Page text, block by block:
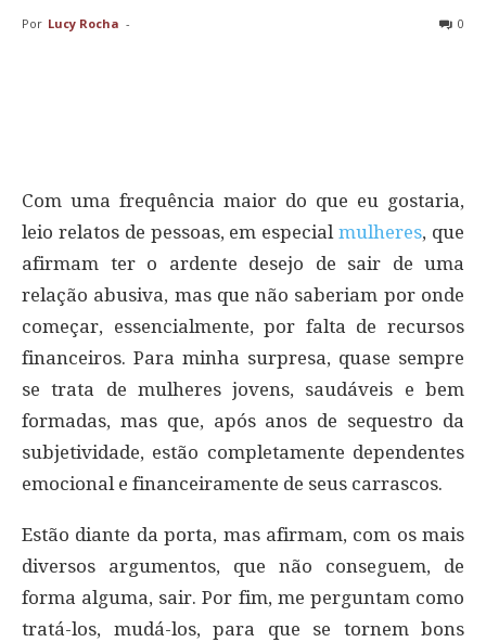
Por Lucy Rocha - 0
Com uma frequência maior do que eu gostaria,
leio relatos de pessoas, em especialmulheres, que
afirmam ter o ardente desejo de sair de uma
relação abusiva, mas que não saberiam por onde
começar, essencialmente, por falta de recursos
financeiros. Para minha surpresa, quase sempre
se trata de mulheres jovens, saudáveis e bem
formadas, mas que, após anos de sequestro da
subjetividade, estão completamente dependentes
emocional e financeiramente de seus carrascos.
Estão diante da porta, mas afirmam, com os mais
diversos argumentos, que não conseguem, de
forma alguma, sair. Por fim, me perguntam como
tratá-los, mudá-los, para que se tornem bons